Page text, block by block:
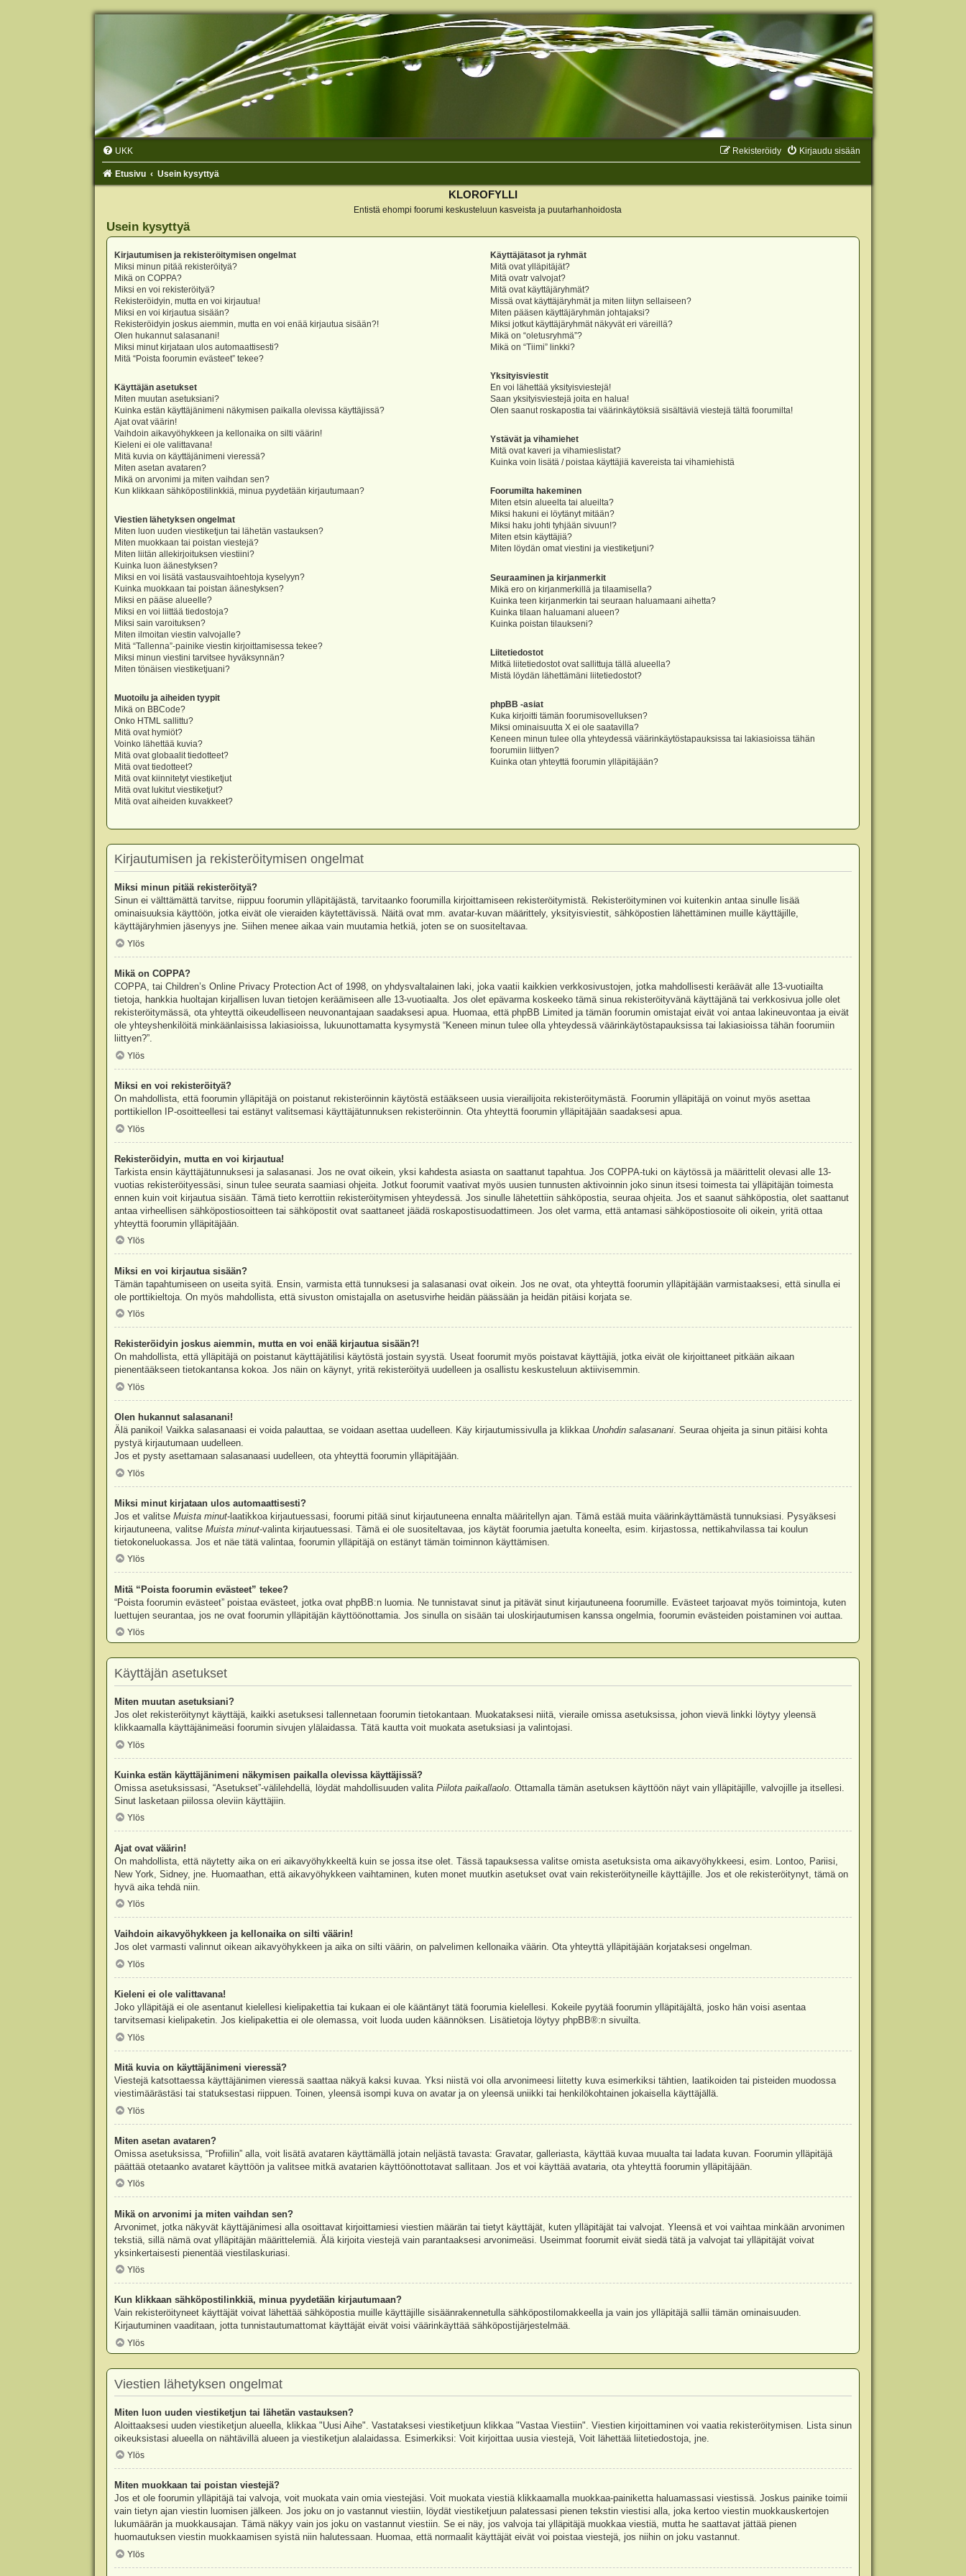
UKK Kirjaudu sisään
Rekisteröidy
Etusivu Usein kysyttyä
KLOROFYLLI
Entistä ehompi foorumi keskusteluun kasveista ja puutarhanhoidosta
Usein kysyttyä
Kirjautumisen ja rekisteröitymisen ongelmat
Miksi minun pitää rekisteröityä?
Mikä on COPPA?
Miksi en voi rekisteröityä?
Rekisteröidyin, mutta en voi kirjautua!
Miksi en voi kirjautua sisään?
Rekisteröidyin joskus aiemmin, mutta en voi enää kirjautua sisään?!
Olen hukannut salasanani!
Miksi minut kirjataan ulos automaattisesti?
Mitä “Poista foorumin evästeet” tekee?
Käyttäjän asetukset
Miten muutan asetuksiani?
Kuinka estän käyttäjänimeni näkymisen paikalla olevissa käyttäjissä?
Ajat ovat väärin!
Vaihdoin aikavyöhykkeen ja kellonaika on silti väärin!
Kieleni ei ole valittavana!
Mitä kuvia on käyttäjänimeni vieressä?
Miten asetan avataren?
Mikä on arvonimi ja miten vaihdan sen?
Kun klikkaan sähköpostilinkkiä, minua pyydetään kirjautumaan?
Viestien lähetyksen ongelmat
Miten luon uuden viestiketjun tai lähetän vastauksen?
Miten muokkaan tai poistan viestejä?
Miten liitän allekirjoituksen viestiini?
Kuinka luon äänestyksen?
Miksi en voi lisätä vastausvaihtoehtoja kyselyyn?
Kuinka muokkaan tai poistan äänestyksen?
Miksi en pääse alueelle?
Miksi en voi liittää tiedostoja?
Miksi sain varoituksen?
Miten ilmoitan viestin valvojalle?
Mitä “Tallenna”-painike viestin kirjoittamisessa tekee?
Miksi minun viestini tarvitsee hyväksynnän?
Miten tönäisen viestiketjuani?
Muotoilu ja aiheiden tyypit
Mikä on BBCode?
Onko HTML sallittu?
Mitä ovat hymiöt?
Voinko lähettää kuvia?
Mitä ovat globaalit tiedotteet?
Mitä ovat tiedotteet?
Mitä ovat kiinnitetyt viestiketjut
Mitä ovat lukitut viestiketjut?
Mitä ovat aiheiden kuvakkeet?
Käyttäjätasot ja ryhmät
Mitä ovat ylläpitäjät?
Mitä ovatr valvojat?
Mitä ovat käyttäjäryhmät?
Missä ovat käyttäjäryhmät ja miten liityn sellaiseen?
Miten pääsen käyttäjäryhmän johtajaksi?
Miksi jotkut käyttäjäryhmät näkyvät eri väreillä?
Mikä on “oletusryhmä”?
Mikä on “Tiimi” linkki?
Yksityisviestit
En voi lähettää yksityisviestejä!
Saan yksityisviestejä joita en halua!
Olen saanut roskapostia tai väärinkäytöksiä sisältäviä viestejä tältä foorumilta!
Ystävät ja vihamiehet
Mitä ovat kaveri ja vihamieslistat?
Kuinka voin lisätä / poistaa käyttäjiä kavereista tai vihamiehistä
Foorumilta hakeminen
Miten etsin alueelta tai alueilta?
Miksi hakuni ei löytänyt mitään?
Miksi haku johti tyhjään sivuun!?
Miten etsin käyttäjiä?
Miten löydän omat viestini ja viestiketjuni?
Seuraaminen ja kirjanmerkit
Mikä ero on kirjanmerkillä ja tilaamisella?
Kuinka teen kirjanmerkin tai seuraan haluamaani aihetta?
Kuinka tilaan haluamani alueen?
Kuinka poistan tilaukseni?
Liitetiedostot
Mitkä liitetiedostot ovat sallittuja tällä alueella?
Mistä löydän lähettämäni liitetiedostot?
phpBB -asiat
Kuka kirjoitti tämän foorumisovelluksen?
Miksi ominaisuutta X ei ole saatavilla?
Keneen minun tulee olla yhteydessä väärinkäytöstapauksissa tai lakiasioissa tähän
foorumiin liittyen?
Kuinka otan yhteyttä foorumin ylläpitäjään?
Kirjautumisen ja rekisteröitymisen ongelmat
Miksi minun pitää rekisteröityä?
Sinun ei välttämättä tarvitse, riippuu foorumin ylläpitäjästä, tarvitaanko foorumilla kirjoittamiseen rekisteröitymistä. Rekisteröityminen voi kuitenkin antaa sinulle lisää
ominaisuuksia käyttöön, jotka eivät ole vieraiden käytettävissä. Näitä ovat mm. avatar-kuvan määrittely, yksityisviestit, sähköpostien lähettäminen muille käyttäjille,
käyttäjäryhmien jäsenyys jne. Siihen menee aikaa vain muutamia hetkiä, joten se on suositeltavaa.
Ylös
Mikä on COPPA?
COPPA, tai Children’s Online Privacy Protection Act of 1998, on yhdysvaltalainen laki, joka vaatii kaikkien verkkosivustojen, jotka mahdollisesti keräävät alle 13-vuotiailta
tietoja, hankkia huoltajan kirjallisen luvan tietojen keräämiseen alle 13-vuotiaalta. Jos olet epävarma koskeeko tämä sinua rekisteröityvänä käyttäjänä tai verkkosivua jolle olet
rekisteröitymässä, ota yhteyttä oikeudelliseen neuvonantajaan saadaksesi apua. Huomaa, että phpBB Limited ja tämän foorumin omistajat eivät voi antaa lakineuvontaa ja eivät
ole yhteyshenkilöitä minkäänlaisissa lakiasioissa, lukuunottamatta kysymystä “Keneen minun tulee olla yhteydessä väärinkäytöstapauksissa tai lakiasioissa tähän foorumiin
liittyen?”.
Ylös
Miksi en voi rekisteröityä?
On mahdollista, että foorumin ylläpitäjä on poistanut rekisteröinnin käytöstä estääkseen uusia vierailijoita rekisteröitymästä. Foorumin ylläpitäjä on voinut myös asettaa
porttikiellon IP-osoitteellesi tai estänyt valitsemasi käyttäjätunnuksen rekisteröinnin. Ota yhteyttä foorumin ylläpitäjään saadaksesi apua.
Ylös
Rekisteröidyin, mutta en voi kirjautua!
Tarkista ensin käyttäjätunnuksesi ja salasanasi. Jos ne ovat oikein, yksi kahdesta asiasta on saattanut tapahtua. Jos COPPA-tuki on käytössä ja määrittelit olevasi alle 13-
vuotias rekisteröityessäsi, sinun tulee seurata saamiasi ohjeita. Jotkut foorumit vaativat myös uusien tunnusten aktivoinnin joko sinun itsesi toimesta tai ylläpitäjän toimesta
ennen kuin voit kirjautua sisään. Tämä tieto kerrottiin rekisteröitymisen yhteydessä. Jos sinulle lähetettiin sähköpostia, seuraa ohjeita. Jos et saanut sähköpostia, olet saattanut
antaa virheellisen sähköpostiosoitteen tai sähköpostit ovat saattaneet jäädä roskapostisuodattimeen. Jos olet varma, että antamasi sähköpostiosoite oli oikein, yritä ottaa
yhteyttä foorumin ylläpitäjään.
Ylös
Miksi en voi kirjautua sisään?
Tämän tapahtumiseen on useita syitä. Ensin, varmista että tunnuksesi ja salasanasi ovat oikein. Jos ne ovat, ota yhteyttä foorumin ylläpitäjään varmistaaksesi, että sinulla ei
ole porttikieltoja. On myös mahdollista, että sivuston omistajalla on asetusvirhe heidän päässään ja heidän pitäisi korjata se.
Ylös
Rekisteröidyin joskus aiemmin, mutta en voi enää kirjautua sisään?!
On mahdollista, että ylläpitäjä on poistanut käyttäjätilisi käytöstä jostain syystä. Useat foorumit myös poistavat käyttäjiä, jotka eivät ole kirjoittaneet pitkään aikaan
pienentääkseen tietokantansa kokoa. Jos näin on käynyt, yritä rekisteröityä uudelleen ja osallistu keskusteluun aktiivisemmin.
Ylös
Olen hukannut salasanani!
Älä panikoi! Vaikka salasanaasi ei voida palauttaa, se voidaan asettaa uudelleen. Käy kirjautumissivulla ja klikkaa Unohdin salasanani. Seuraa ohjeita ja sinun pitäisi kohta
pystyä kirjautumaan uudelleen.
Jos et pysty asettamaan salasanaasi uudelleen, ota yhteyttä foorumin ylläpitäjään.
Ylös
Miksi minut kirjataan ulos automaattisesti?
Jos et valitse Muista minut-laatikkoa kirjautuessasi, foorumi pitää sinut kirjautuneena ennalta määritellyn ajan. Tämä estää muita väärinkäyttämästä tunnuksiasi. Pysyäksesi
kirjautuneena, valitse Muista minut-valinta kirjautuessasi. Tämä ei ole suositeltavaa, jos käytät foorumia jaetulta koneelta, esim. kirjastossa, nettikahvilassa tai koulun
tietokoneluokassa. Jos et näe tätä valintaa, foorumin ylläpitäjä on estänyt tämän toiminnon käyttämisen.
Ylös
Mitä “Poista foorumin evästeet” tekee?
“Poista foorumin evästeet” poistaa evästeet, jotka ovat phpBB:n luomia. Ne tunnistavat sinut ja pitävät sinut kirjautuneena foorumille. Evästeet tarjoavat myös toimintoja, kuten
luettujen seurantaa, jos ne ovat foorumin ylläpitäjän käyttöönottamia. Jos sinulla on sisään tai uloskirjautumisen kanssa ongelmia, foorumin evästeiden poistaminen voi auttaa.
Ylös
Käyttäjän asetukset
Miten muutan asetuksiani?
Jos olet rekisteröitynyt käyttäjä, kaikki asetuksesi tallennetaan foorumin tietokantaan. Muokataksesi niitä, vieraile omissa asetuksissa, johon vievä linkki löytyy yleensä
klikkaamalla käyttäjänimeäsi foorumin sivujen ylälaidassa. Tätä kautta voit muokata asetuksiasi ja valintojasi.
Ylös
Kuinka estän käyttäjänimeni näkymisen paikalla olevissa käyttäjissä?
Omissa asetuksissasi, “Asetukset”-välilehdellä, löydät mahdollisuuden valita Piilota paikallaolo. Ottamalla tämän asetuksen käyttöön näyt vain ylläpitäjille, valvojille ja itsellesi.
Sinut lasketaan piilossa oleviin käyttäjiin.
Ylös
Ajat ovat väärin!
On mahdollista, että näytetty aika on eri aikavyöhykkeeltä kuin se jossa itse olet. Tässä tapauksessa valitse omista asetuksista oma aikavyöhykkeesi, esim. Lontoo, Pariisi,
New York, Sidney, jne. Huomaathan, että aikavyöhykkeen vaihtaminen, kuten monet muutkin asetukset ovat vain rekisteröityneille käyttäjille. Jos et ole rekisteröitynyt, tämä on
hyvä aika tehdä niin.
Ylös
Vaihdoin aikavyöhykkeen ja kellonaika on silti väärin!
Jos olet varmasti valinnut oikean aikavyöhykkeen ja aika on silti väärin, on palvelimen kellonaika väärin. Ota yhteyttä ylläpitäjään korjataksesi ongelman.
Ylös
Kieleni ei ole valittavana!
Joko ylläpitäjä ei ole asentanut kielellesi kielipakettia tai kukaan ei ole kääntänyt tätä foorumia kielellesi. Kokeile pyytää foorumin ylläpitäjältä, josko hän voisi asentaa
tarvitsemasi kielipaketin. Jos kielipakettia ei ole olemassa, voit luoda uuden käännöksen. Lisätietoja löytyy phpBB®:n sivuilta.
Ylös
Mitä kuvia on käyttäjänimeni vieressä?
Viestejä katsottaessa käyttäjänimen vieressä saattaa näkyä kaksi kuvaa. Yksi niistä voi olla arvonimeesi liitetty kuva esimerkiksi tähtien, laatikoiden tai pisteiden muodossa
viestimäärästäsi tai statuksestasi riippuen. Toinen, yleensä isompi kuva on avatar ja on yleensä uniikki tai henkilökohtainen jokaisella käyttäjällä.
Ylös
Miten asetan avataren?
Omissa asetuksissa, “Profiilin” alla, voit lisätä avataren käyttämällä jotain neljästä tavasta: Gravatar, galleriasta, käyttää kuvaa muualta tai ladata kuvan. Foorumin ylläpitäjä
päättää otetaanko avataret käyttöön ja valitsee mitkä avatarien käyttöönottotavat sallitaan. Jos et voi käyttää avataria, ota yhteyttä foorumin ylläpitäjään.
Ylös
Mikä on arvonimi ja miten vaihdan sen?
Arvonimet, jotka näkyvät käyttäjänimesi alla osoittavat kirjoittamiesi viestien määrän tai tietyt käyttäjät, kuten ylläpitäjät tai valvojat. Yleensä et voi vaihtaa minkään arvonimen
tekstiä, sillä nämä ovat ylläpitäjän määrittelemiä. Älä kirjoita viestejä vain parantaaksesi arvonimeäsi. Useimmat foorumit eivät siedä tätä ja valvojat tai ylläpitäjät voivat
yksinkertaisesti pienentää viestilaskuriasi.
Ylös
Kun klikkaan sähköpostilinkkiä, minua pyydetään kirjautumaan?
Vain rekisteröityneet käyttäjät voivat lähettää sähköpostia muille käyttäjille sisäänrakennetulla sähköpostilomakkeella ja vain jos ylläpitäjä sallii tämän ominaisuuden.
Kirjautuminen vaaditaan, jotta tunnistautumattomat käyttäjät eivät voisi väärinkäyttää sähköpostijärjestelmää.
Ylös
Viestien lähetyksen ongelmat
Miten luon uuden viestiketjun tai lähetän vastauksen?
Aloittaaksesi uuden viestiketjun alueella, klikkaa "Uusi Aihe". Vastataksesi viestiketjuun klikkaa "Vastaa Viestiin". Viestien kirjoittaminen voi vaatia rekisteröitymisen. Lista sinun
oikeuksistasi alueella on nähtävillä alueen ja viestiketjun alalaidassa. Esimerkiksi: Voit kirjoittaa uusia viestejä, Voit lähettää liitetiedostoja, jne.
Ylös
Miten muokkaan tai poistan viestejä?
Jos et ole foorumin ylläpitäjä tai valvoja, voit muokata vain omia viestejäsi. Voit muokata viestiä klikkaamalla muokkaa-painiketta haluamassasi viestissä. Joskus painike toimii
vain tietyn ajan viestin luomisen jälkeen. Jos joku on jo vastannut viestiin, löydät viestiketjuun palatessasi pienen tekstin viestisi alla, joka kertoo viestin muokkauskertojen
lukumäärän ja muokkausajan. Tämä näkyy vain jos joku on vastannut viestiin. Se ei näy, jos valvoja tai ylläpitäjä muokkaa viestiä, mutta he saattavat jättää pienen
huomautuksen viestin muokkaamisen syistä niin halutessaan. Huomaa, että normaalit käyttäjät eivät voi poistaa viestejä, jos niihin on joku vastannut.
Ylös